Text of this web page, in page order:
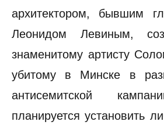
архитектором, бывшим
Леонидом Левиным,
знаменитому артисту
убитому в Минске в
антисемитской
планируется установить